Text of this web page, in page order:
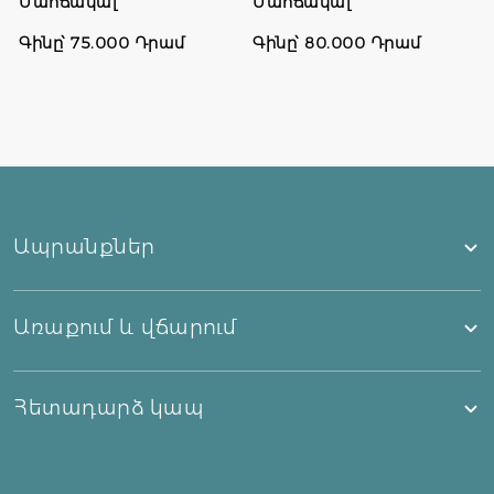
Գինը՝ 75.000 Դրամ Գինը՝ 80.000 Դրամ
Ապրանքներ
Առաքում և վճարում
Հետադարձ կապ